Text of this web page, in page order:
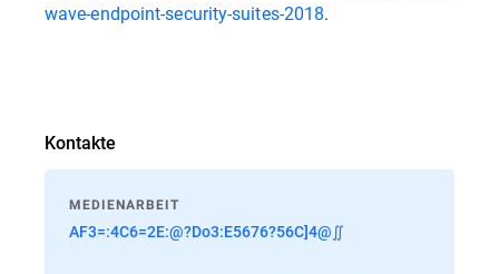
wave-endpoint-security-suites-2018.
Kontakte
MEDIENARBEIT
AF3=:4C6=2E:@?Do3:E5676?56C]4@∬